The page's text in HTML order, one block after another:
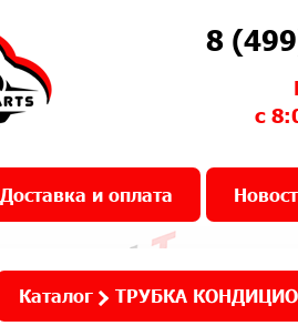
8
с
Доставка и оплата
Каталог ТРУБКА